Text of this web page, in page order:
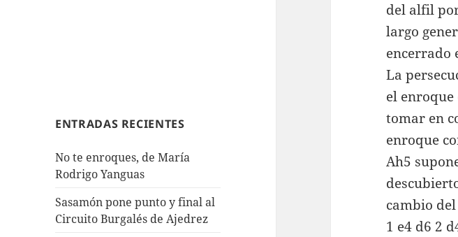
ENTRADAS RECIENTES
No te enroques, de María
Rodrigo Yanguas
Sasamón pone punto y final al
Circuito Burgalés de Ajedrez
del alfil
largo
encerrado
La
el enroque
tomar en
enroque
Ah5
cambio
1 e4 d6 2